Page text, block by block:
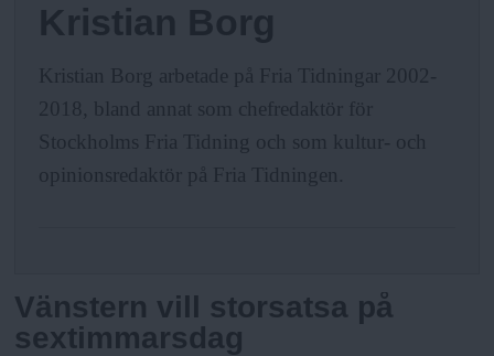
N
m
e
n
Kristian Borg
Kristian Borg arbetade på Fria Tidningar 2002-
2018, bland annat som chefredaktör för
Stockholms Fria Tidning och som kultur- och
opinionsredaktör på Fria Tidningen.
Vänstern vill storsatsa på
sextimmarsdag